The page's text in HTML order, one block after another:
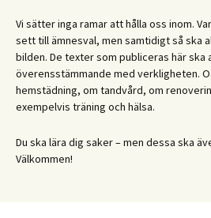
Vi sätter inga ramar att hålla oss inom.
sett till ämnesval, men samtidigt så ska
bilden. De texter som publiceras här ska
överensstämmande med verkligheten.
hemstädning, om tandvård, om
exempelvis träning och hälsa.
Du ska lära dig saker – men dessa ska
Välkommen!